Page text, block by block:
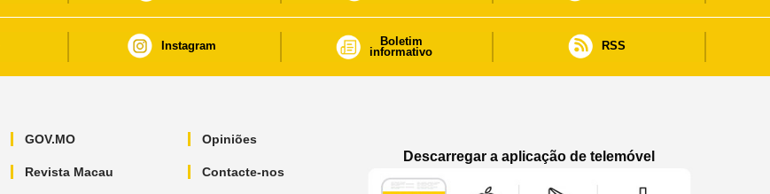
Instagram
Boletim
informativo
RSS
GOV.MO
Revista Macau
Opiniões
Contacte-nos
Descarregar a aplicação de telemóvel